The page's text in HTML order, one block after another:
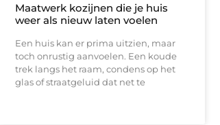
Maatwerk kozijnen die je huis
weer als nieuw laten voelen
Een huis kan er prima uitzien, maar
toch onrustig aanvoelen. Een koude
trek langs het raam, condens op het
glas of straatgeluid dat net te